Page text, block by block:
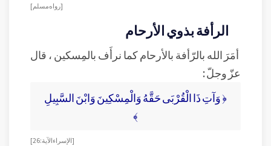
[رواه مسلم]
الرأفة بذوي الأرحام
أمَرَ الله بالرّأفة بالأرحام كما نرأَف بالمِسكين ، قال
عزّ وجلّ :
﴿ وَآتِ ذَا الْقُرْبَى حَقَّهُ وَالْمِسْكِينَ وَابْنَ السَّبِيلِ
﴾
[الإسراء الآية: 26]